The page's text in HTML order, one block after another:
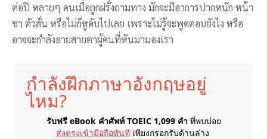
ต่อปี หลายๆ คนเมื่อถูกฝรั่งถามทาง มักจะมีอาการปากหนัก หน้า
ชา ตัวสั่น หรือไม่ก็หูดับไปเลย เพราะไม่รู้จะพูดตอบยังไง หรือ
อาจจะกำลังอายสายตาผู้คนที่หันมามองเรา
กำลังฝึกภาษาอังกฤษอยู่
ไหม?
รับฟรี eBook คำศัพท์ TOEIC 1,099 คำ ที่พบบ่อย
ส่งตรงเข้ามือถือทันที เพียงกรอกรับด้านล่าง